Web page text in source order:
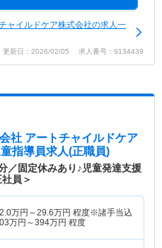
ャイルドケア株式会社の求人一
更新日：2026/02/05 求人番号：9134439
社 アートチャイルドケア
指導員求人(正職員)
／固定休みあり♪児童発達支援
員＞
万円～29.6万円 程度※諸手当込
万円～394万円 程度